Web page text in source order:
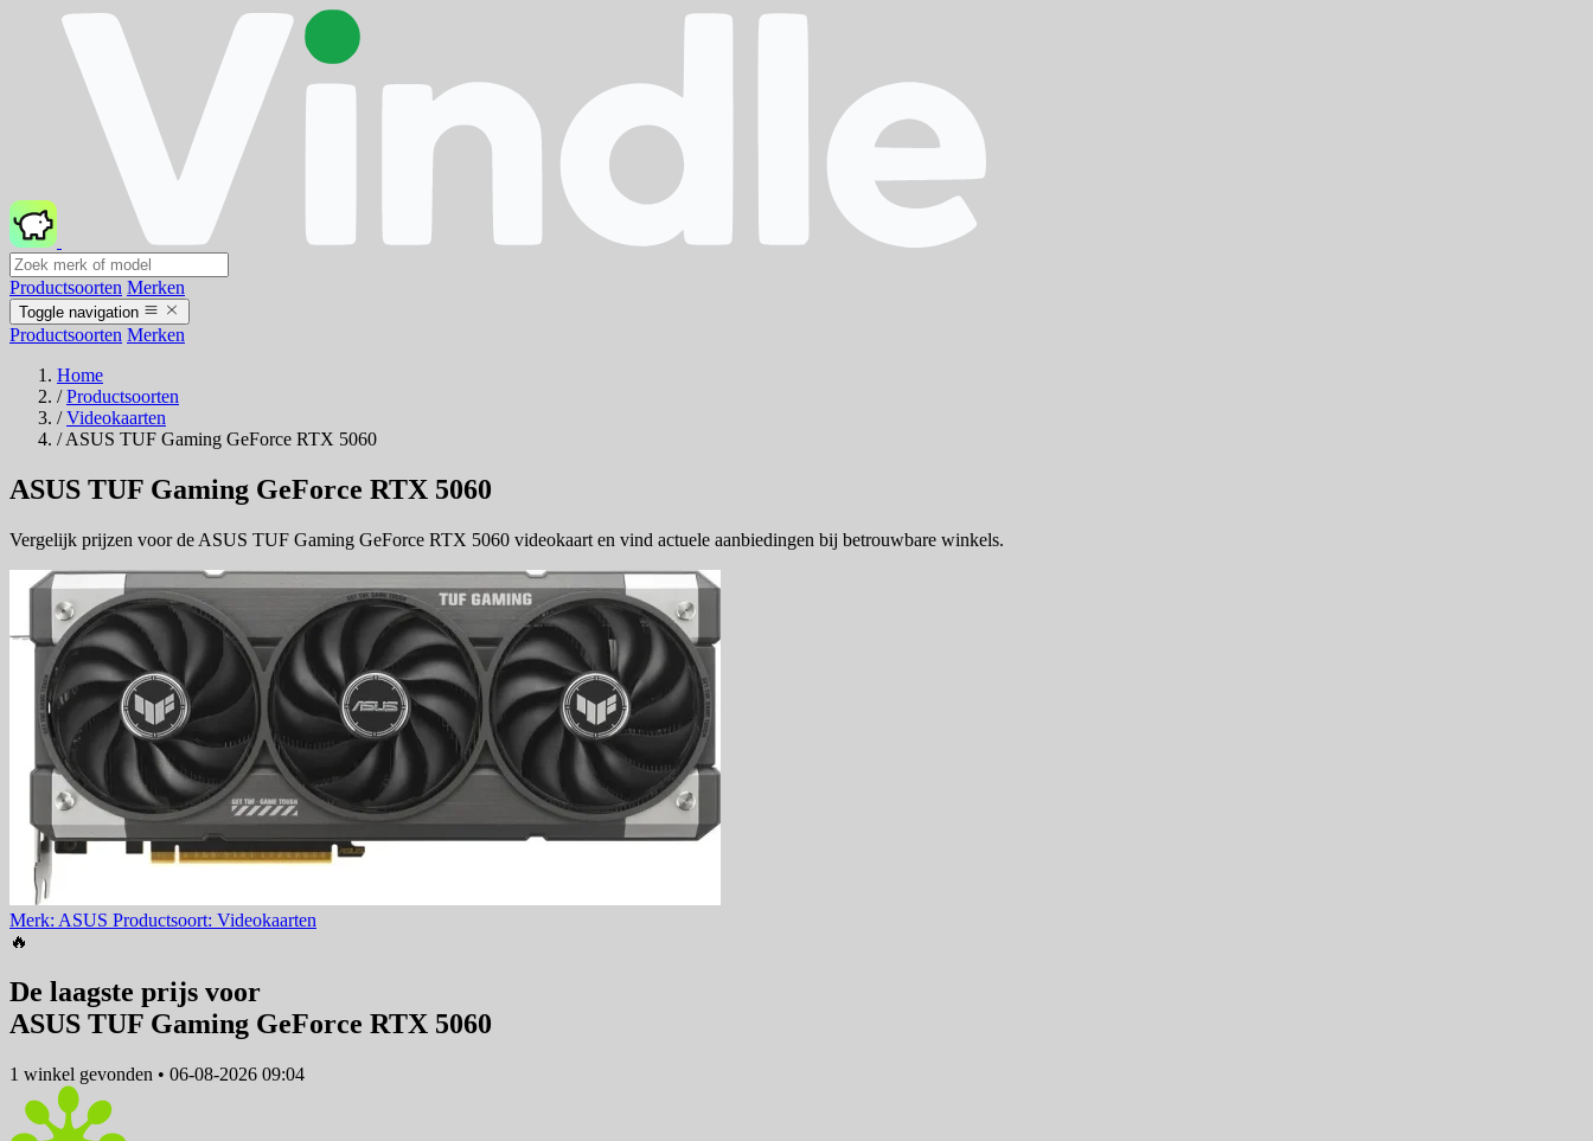
Productsoorten Merken
Toggle navigation
Productsoorten Merken
Home
/ Productsoorten
/ Videokaarten
/ ASUS TUF Gaming GeForce RTX 5060
ASUS TUF Gaming GeForce RTX 5060
Vergelijk prijzen voor de ASUS TUF Gaming GeForce RTX 5060 videokaart en vind actuele aanbiedingen bij betrouwbare winkels.
Merk: ASUS Productsoort: Videokaarten
🔥
De laagste prijs voor
ASUS TUF Gaming GeForce RTX 5060
1 winkel gevonden • 06-08-2026 09:04